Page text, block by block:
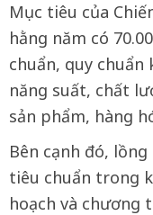
Mục tiêu của
hằng năm có
chuẩn, quy
năng suất, chất
sản phẩm, hàng
Bên cạnh đó,
tiêu chuẩn trong
hoạch và chương